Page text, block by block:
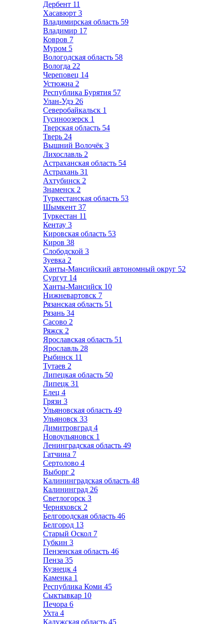
Дербент 11
Хасавюрт 3
Владимирская область 59
Владимир 17
Ковров 7
Муром 5
Вологодская область 58
Вологда 22
Череповец 14
Устюжна 2
Республика Бурятия 57
Улан-Удэ 26
Северобайкальск 1
Гусиноозерск 1
Тверская область 54
Тверь 24
Вышний Волочёк 3
Лихославль 2
Астраханская область 54
Астрахань 31
Ахтубинск 2
Знаменск 2
Туркестанская область 53
Шымкент 37
Туркестан 11
Кентау 3
Кировская область 53
Киров 38
Слободской 3
Зуевка 2
Ханты-Мансийский автономный округ 52
Сургут 14
Ханты-Мансийск 10
Нижневартовск 7
Рязанская область 51
Рязань 34
Сасово 2
Ряжск 2
Ярославская область 51
Ярославль 28
Рыбинск 11
Тутаев 2
Липецкая область 50
Липецк 31
Елец 4
Грязи 3
Ульяновская область 49
Ульяновск 33
Димитровград 4
Новоульяновск 1
Ленинградская область 49
Гатчина 7
Сертолово 4
Выборг 2
Калининградская область 48
Калининград 26
Светлогорск 3
Черняховск 2
Белгородская область 46
Белгород 13
Старый Оскол 7
Губкин 3
Пензенская область 46
Пенза 35
Кузнецк 4
Каменка 1
Республика Коми 45
Сыктывкар 10
Печора 6
Ухта 4
Калужская область 45